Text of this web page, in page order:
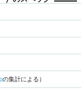
？
の集計による）